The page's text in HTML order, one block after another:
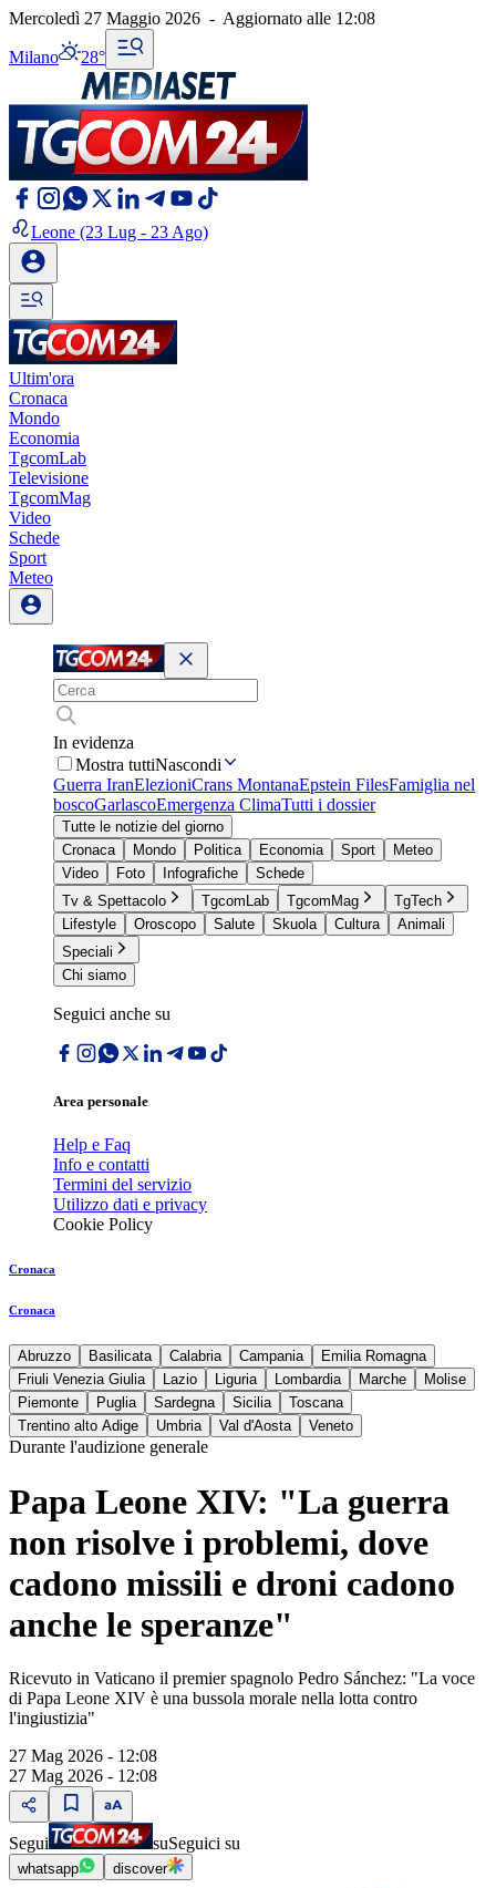
Mercoledì 27 Maggio 2026 - Aggiornato alle 12:08
Milano 28°
Leone (23 Lug - 23 Ago)
Ultim'ora
Cronaca
Mondo
Economia
TgcomLab
Televisione
TgcomMag
Video
Schede
Sport
Meteo
In evidenza
Mostra tuttiNascondi
Guerra IranElezioniCrans MontanaEpstein FilesFamiglia nel
boscoGarlascoEmergenza ClimaTutti i dossier
Tutte le notizie del giorno
Cronaca
Mondo Politica Economia Sport
Meteo
Video
Foto Infografiche
Schede
Tv & Spettacolo
TgcomLab TgcomMag
TgTech
Lifestyle
Oroscopo Salute Skuola Cultura
Animali
Speciali
Chi siamo
Seguici anche su
Area personale
Help e Faq
Info e contatti
Termini del servizio
Utilizzo dati e privacy
Cookie Policy
Cronaca
Cronaca
Abruzzo Basilicata Calabria Campania
Emilia Romagna
Friuli Venezia Giulia
Lazio Liguria Lombardia Marche
Molise
Piemonte
Puglia Sardegna Sicilia
Toscana
Trentino alto Adige
Umbria Val d'Aosta Veneto
Durante l'audizione generale
Papa Leone XIV: "La guerra
non risolve i problemi, dove
cadono missili e droni cadono
anche le speranze"
Ricevuto in Vaticano il premier spagnolo Pedro Sánchez: "La voce
di Papa Leone XIV è una bussola morale nella lotta contro
l'ingiustizia"
27 Mag 2026 - 12:08
27 Mag 2026 - 12:08
Segui suSeguici su
whatsapp discover